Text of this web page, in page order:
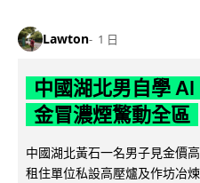
Lawton 1 日
中國湖北男自學
金冒濃煙驚動全區
中國湖北黃石一名男子見金價
租住單位私設高壓爐及作坊冶